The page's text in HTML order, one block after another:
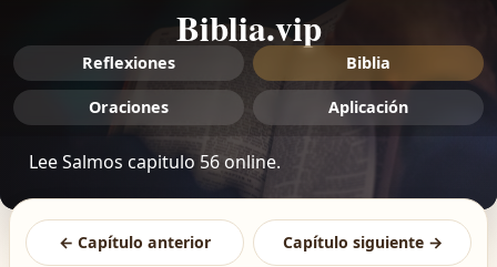
Biblia.vip
Reflexiones Biblia
Oraciones Aplicación
Lee Salmos capitulo 56 online.
← Capítulo anterior Capítulo siguiente →